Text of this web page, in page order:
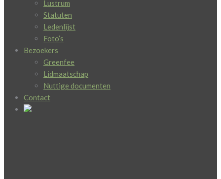
Lustrum
Statuten
Ledenlijst
Foto’s
Bezoekers
Greenfee
Lidmaatschap
Nuttige documenten
Contact